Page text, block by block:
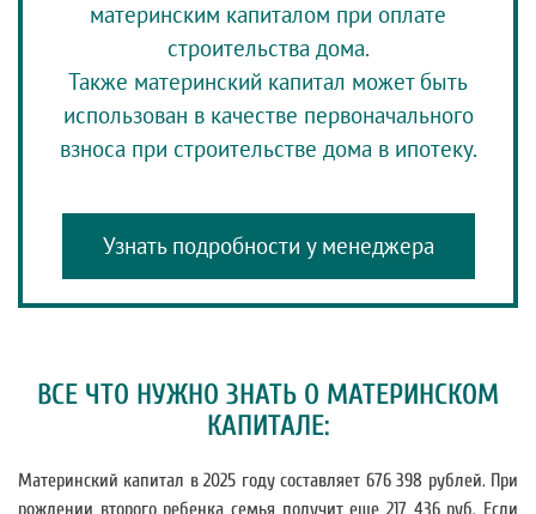
материнским капиталом при оплате
строительства дома.
Также материнский капитал может быть
использован в качестве первоначального
взноса при строительстве дома в ипотеку.
Узнать подробности у менеджера
ВСЕ ЧТО НУЖНО ЗНАТЬ О МАТЕРИНСКОМ
КАПИТАЛЕ:
Материнский капитал в 2025 году составляет 676 398 рублей. При
рождении второго ребенка семья получит еще 217 436 руб. Если